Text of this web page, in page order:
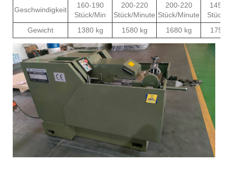
Geschwindigkeit
160-190
Stück/Min
200-220
Stück/Minute
200-220
Stück/Minute
145-
Gewicht
1380 kg 1580 kg 1680 kg 1750